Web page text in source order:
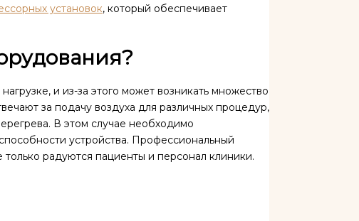
установок, который обеспечивает
и из-за этого может возникать множество
за подачу воздуха для различных процедур,
В этом случае необходимо
устройства. Профессиональный
радуются пациенты и персонал клиники.